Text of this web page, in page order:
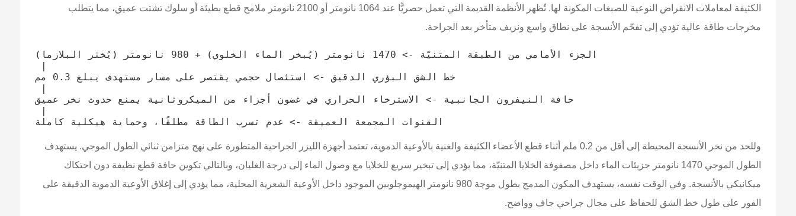
الكثيفة لمعاملات الانقراض النوعية للصبغات المكونة لها. تُظهر الأنظمة القديمة التي تعمل حصريًّا عند 1064 نانومتر أو 2100 نانومتر ملامح قطع بطيئة أو سلوك تشتت عميق، مما يتطلب
مخرجات طاقة عالية تؤدي إلى تفحّم الأنسجة على نطاق واسع ونزيف متأخر بعد الجراحة.
الجزء الأمامي من الطبقة المتنيّة -> 1470 نانومتر (يُبخر الماء الخلوي) + 980 نانومتر (يُخثر البلازما)
خط الشق البؤري الدقيق -> استئصال حجمي يقتصر على مسار مستهدف يبلغ 0.3 مم
حافة النيفرون الجانبية -> الاسترخاء الحراري في غضون أجزاء من الميكروثانية يمنع حدوث نخر عميق
وللحد من نخر الأنسجة المحيطة إلى أقل من 0.2 ملم أثناء قطع الأعضاء الكثيفة والغنية بالأوعية الدموية، تعتمد أجهزة الليزر الجراحية المتطورة على نهج متزامن ثنائي الطول الموجي. يستهدف
الطول الموجي 1470 نانومتر جزيئات الماء داخل مصفوفة الخلايا المتنيّة، مما يؤدي إلى تبخير سريع للخلايا مع وصول الماء إلى درجة الغليان، وبالتالي تكوين حافة قطع نظيفة دون احتكاك
ميكانيكي بالأنسجة. وفي الوقت نفسه، يستهدف المكون المدمج بطول موجة 980 نانومتر الهيموجلوبين الموجود داخل الأوعية الشعرية المحلية، مما يؤدي إلى إغلاق الأوعية الدموية الدقيقة على
الفور على طول خط الشق للحفاظ على مجال جراحي جاف وواضح.